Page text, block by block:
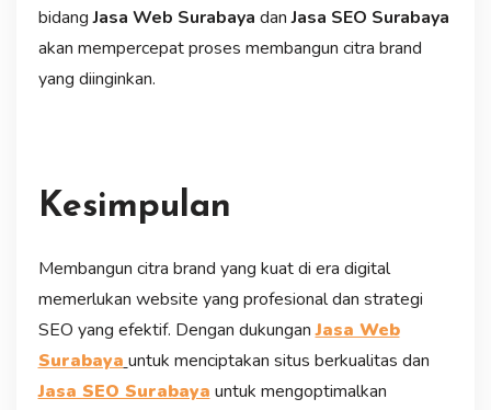
bidangJasa Web Surabaya danJasa SEO Surabaya
akan mempercepat proses membangun citra brand
yang diinginkan.
Kesimpulan
Membangun citra brand yang kuat di era digital
memerlukan website yang profesional dan strategi
SEO yang efektif. Dengan dukunganJasa Web
Surabayauntuk menciptakan situs berkualitas dan
Jasa SEO Surabayauntuk mengoptimalkan